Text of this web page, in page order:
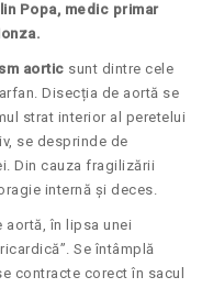
Popa, medic primar
aortic sunt dintre cele
Disecția de aortă se
strat interior al peretelui
se desprinde de
Din cauza fragilizării
internă și deces.
în lipsa unei
Se întâmplă
contracte corect în sacul